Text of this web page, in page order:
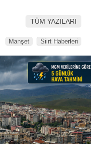
TÜM YAZILARI
Manşet Siirt Haberleri